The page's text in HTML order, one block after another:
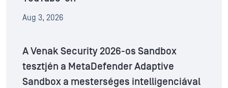
Aug 3, 2026
A Venak Security 2026-os Sandbox
tesztjén a MetaDefender Adaptive
Sandbox a mesterséges intelligenciával